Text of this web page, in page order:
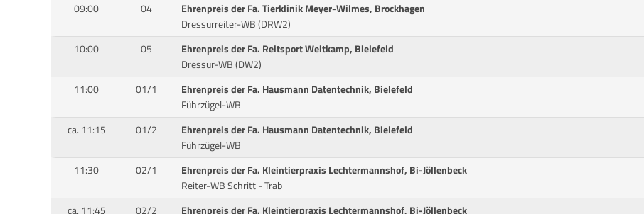
09:00 04
Ehrenpreis der Fa. Tierklinik Meyer-Wilmes, Brockhagen
Dressurreiter-WB (DRW2)
10:00 05
Ehrenpreis der Fa. Reitsport Weitkamp, Bielefeld
Dressur-WB (DW2)
11:00 01/1
Ehrenpreis der Fa. Hausmann Datentechnik, Bielefeld
Führzügel-WB
ca. 11:15 01/2
Ehrenpreis der Fa. Hausmann Datentechnik, Bielefeld
Führzügel-WB
11:30 02/1
Ehrenpreis der Fa. Kleintierpraxis Lechtermannshof, Bi-Jöllenbeck
Reiter-WB Schritt - Trab
ca. 11:45 02/2
Ehrenpreis der Fa. Kleintierpraxis Lechtermannshof, Bi-Jöllenbeck